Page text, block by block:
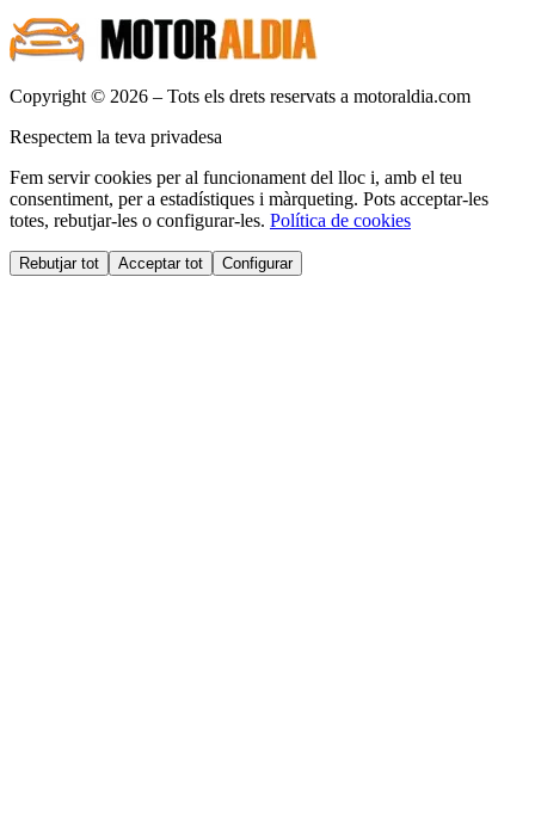
Copyright © 2026 – Tots els drets reservats a motoraldia.com
Respectem la teva privadesa
Fem servir cookies per al funcionament del lloc i, amb el teu
consentiment, per a estadístiques i màrqueting. Pots acceptar-les
totes, rebutjar-les o configurar-les. Política de cookies
Rebutjar tot Acceptar tot Configurar